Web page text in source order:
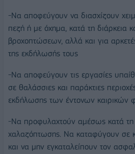
-Να αποφεύγουν να διασχίζουν
πεζή ή με όχημα, κατά τη διάρκεια
βροχοπτώσεων, αλλά και για
της εκδήλωσής τους
-Να αποφεύγουν τις εργασίες
σε θαλάσσιες και παράκτιες
εκδήλωσης των έντονων καιρικών
-Να προφυλαχτούν αμέσως κατά τη
χαλαζόπτωσης. Να καταφύγουν σε
και να μην εγκαταλείπουν τον